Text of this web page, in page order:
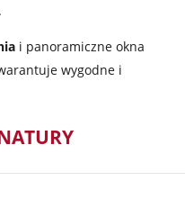
i panoramiczne okna
wygodne i